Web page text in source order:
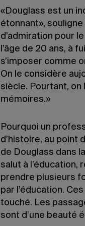
«Douglass est un
étonnant»,
d’admiration pour
l’âge de 20 ans, à
s’imposer comme
On le considère
siècle. Pourtant, on
mémoires.»
Pourquoi un
d’histoire, au point
de Douglass dans
salut à l’éducation,
prendre plusieurs
par l’éducation. Ces
touché. Les
sont d’une beauté